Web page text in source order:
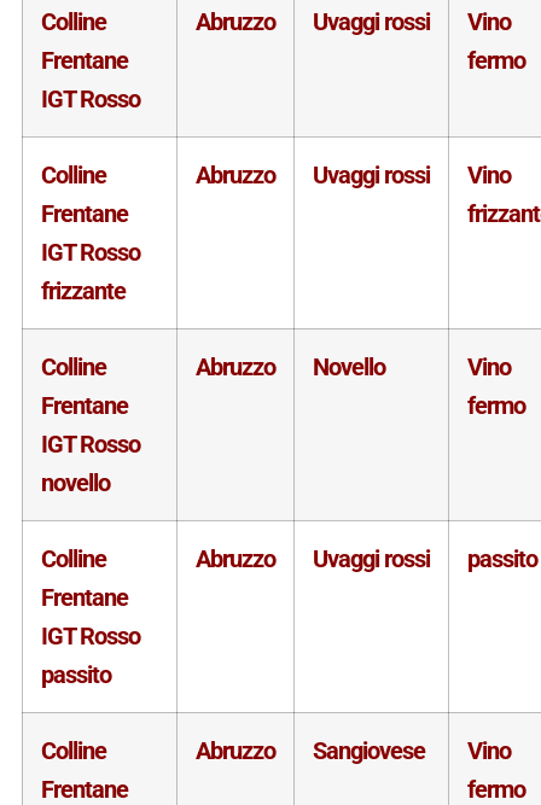
Colline
Frentane
IGT Rosso
Abruzzo Uvaggi rossi
Vino
fermo
Colline
Frentane
IGT Rosso
frizzante
Abruzzo Uvaggi rossi
Vino
Colline
Frentane
IGT Rosso
novello
Abruzzo Novello
Vino
fermo
Colline
Frentane
IGT Rosso
passito
Abruzzo Uvaggi rossi passito
Colline
Frentane
Abruzzo Sangiovese
Vino
fermo